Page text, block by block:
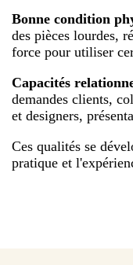
Bonne condition
des pièces lourdes,
force pour utiliser
Capacités
demandes clients,
et designers,
Ces qualités se
pratique et